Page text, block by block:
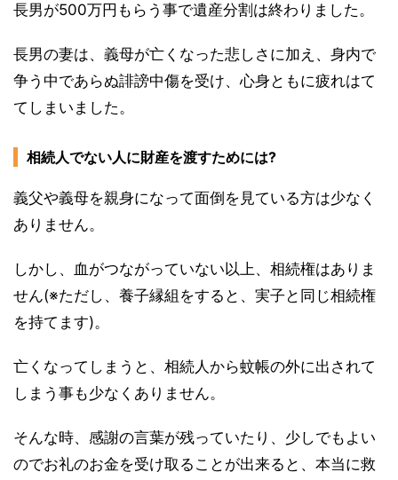
長男が500万円もらう事で遺産分割は終わりました。
長男の妻は、義母が亡くなった悲しさに加え、身内で
争う中であらぬ誹謗中傷を受け、心身ともに疲れはて
てしまいました。
相続人でない人に財産を渡すためには?
義父や義母を親身になって面倒を見ている方は少なく
ありません。
しかし、血がつながっていない以上、相続権はありま
せん(※ただし、養子縁組をすると、実子と同じ相続権
を持てます)。
亡くなってしまうと、相続人から蚊帳の外に出されて
しまう事も少なくありません。
そんな時、感謝の言葉が残っていたり、少しでもよい
のでお礼のお金を受け取ることが出来ると、本当に救